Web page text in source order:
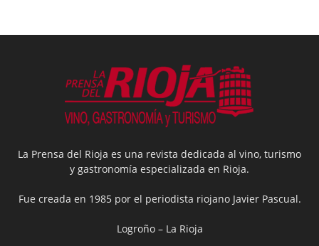
La Prensa del Rioja es una revista dedicada al vino, turismo
y gastronomía especializada en Rioja.
Fue creada en 1985 por el periodista riojano Javier Pascual.
Logroño – La Rioja